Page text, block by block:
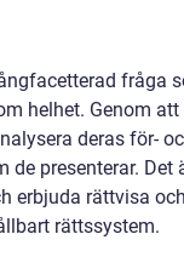
fråga
helhet. Genom
deras för-
de presenterar. Det
erbjuda rättvisa
rättssystem.